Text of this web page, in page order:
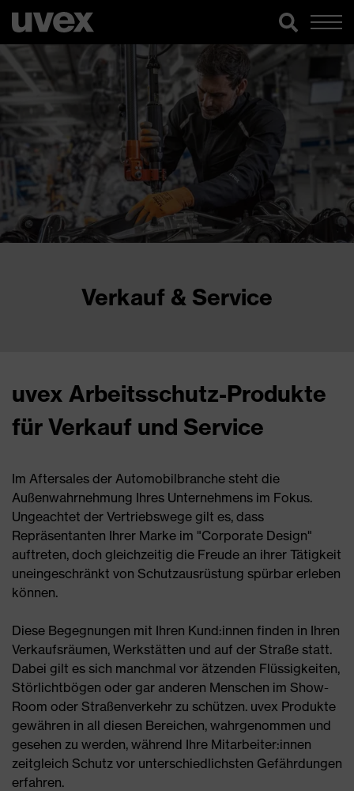
Verkauf & Service
uvex Arbeitsschutz-Produkte
für Verkauf und Service
Im Aftersales der Automobilbranche steht die
Außenwahrnehmung Ihres Unternehmens im Fokus.
Ungeachtet der Vertriebswege gilt es, dass
Repräsentanten Ihrer Marke im "Corporate Design"
auftreten, doch gleichzeitig die Freude an ihrer Tätigkeit
uneingeschränkt von Schutzausrüstung spürbar erleben
können.
Diese Begegnungen mit Ihren Kund:innen finden in Ihren
Verkaufsräumen, Werkstätten und auf der Straße statt.
Dabei gilt es sich manchmal vor ätzenden Flüssigkeiten,
Störlichtbögen oder gar anderen Menschen im Show-
Room oder Straßenverkehr zu schützen. uvex Produkte
gewähren in all diesen Bereichen, wahrgenommen und
gesehen zu werden, während Ihre Mitarbeiter:innen
zeitgleich Schutz vor unterschiedlichsten Gefährdungen
erfahren.